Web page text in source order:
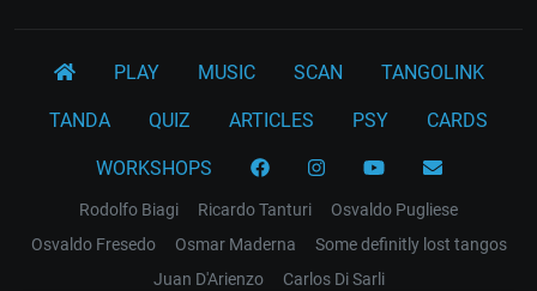
PLAY MUSIC SCAN TANGOLINK
TANDA QUIZ ARTICLES PSY CARDS
WORKSHOPS
Rodolfo Biagi Ricardo Tanturi
Osvaldo Pugliese
Osvaldo Fresedo
Osmar Maderna
Some definitly lost tangos
Juan D'Arienzo
Carlos Di Sarli